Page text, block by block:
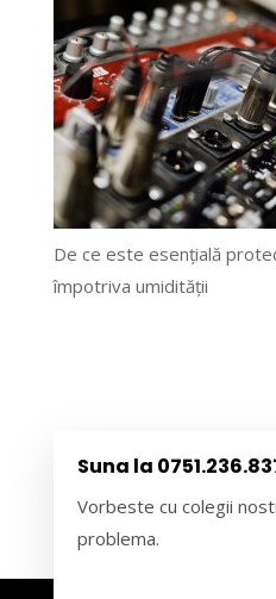
De ce este esențială
împotriva umidității
Suna la
Vorbeste cu colegii
problema.